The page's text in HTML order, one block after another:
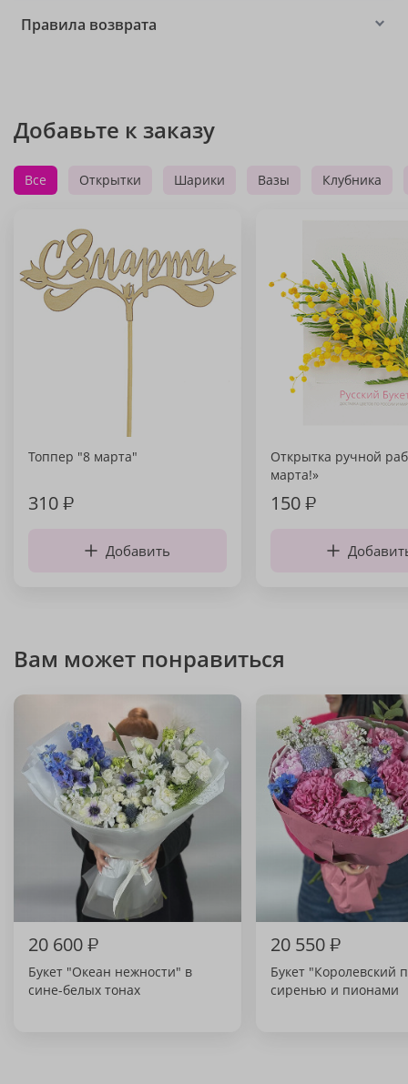
Правила возврата
Добавьте к заказу
Все Открытки Шарики Вазы Клубника
Топпер "8 марта"
310₽
Добавить
Открытка ручной
марта!»
150₽
Вам может понравиться
20 600₽
Букет "Океан нежности" в
сине-белых тонах
20 550₽
Букет "Королевский
сиренью и пионами